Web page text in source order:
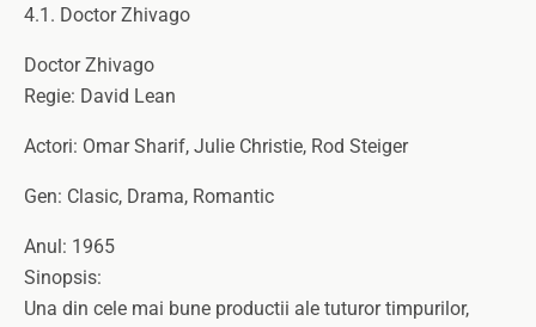
4.1. Doctor Zhivago
Doctor Zhivago
Regie: David Lean
Actori: Omar Sharif, Julie Christie, Rod Steiger
Gen: Clasic, Drama, Romantic
Anul: 1965
Sinopsis:
Una din cele mai bune productii ale tuturor timpurilor,